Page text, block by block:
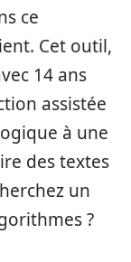
ce
Cet outil,
14 ans
assistée
à une
des textes
un
?